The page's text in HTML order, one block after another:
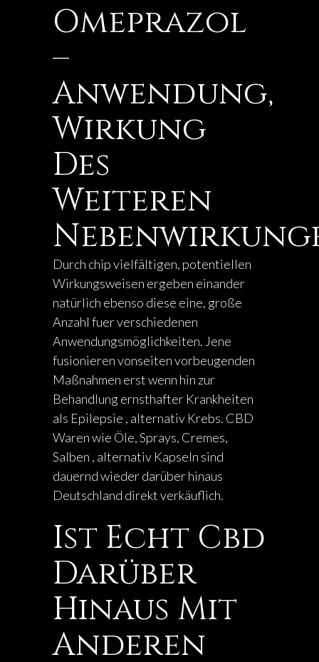
Omeprazol
–
Anwendung,
Wirkung
Des
Weiteren
Durch chip vielfältigen, potentiellen
Wirkungsweisen ergeben einander
natürlich ebenso diese eine, große
Anzahl fuer verschiedenen
Anwendungsmöglichkeiten. Jene
fusionieren vonseiten vorbeugenden
Maßnahmen erst wenn hin zur
Behandlung ernsthafter Krankheiten
als Epilepsie , alternativ Krebs. CBD
Waren wie Öle, Sprays, Cremes,
Salben , alternativ Kapseln sind
dauernd wieder darüber hinaus
Deutschland direkt verkäuflich.
Ist Echt Cbd
Darüber
Hinaus Mit
Anderen